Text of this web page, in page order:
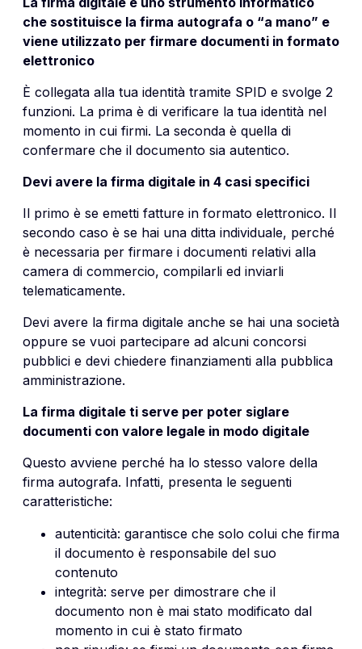
che sostituisce la firma autografa o “a mano” e
viene utilizzato per firmare documenti in formato
elettronico
È collegata alla tua identità tramite SPID e svolge 2
funzioni. La prima è di verificare la tua identità nel
momento in cui firmi. La seconda è quella di
confermare che il documento sia autentico.
Devi avere la firma digitale in 4 casi specifici
Il primo è se emetti fatture in formato elettronico. Il
secondo caso è se hai una ditta individuale, perché
è necessaria per firmare i documenti relativi alla
camera di commercio, compilarli ed inviarli
telematicamente.
Devi avere la firma digitale anche se hai una società
oppure se vuoi partecipare ad alcuni concorsi
pubblici e devi chiedere finanziamenti alla pubblica
amministrazione.
La firma digitale ti serve per poter siglare
documenti con valore legale in modo digitale
Questo avviene perché ha lo stesso valore della
firma autografa. Infatti, presenta le seguenti
caratteristiche:
autenticità: garantisce che solo colui che firma
il documento è responsabile del suo
contenuto
integrità: serve per dimostrare che il
documento non è mai stato modificato dal
momento in cui è stato firmato